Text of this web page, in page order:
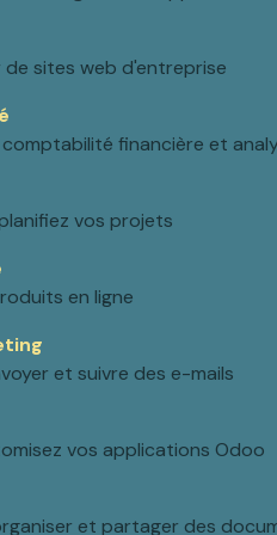
sites web d'entreprise
financière et
vos projets
en ligne
et suivre des e-mails
vos applications Odoo
et partager des